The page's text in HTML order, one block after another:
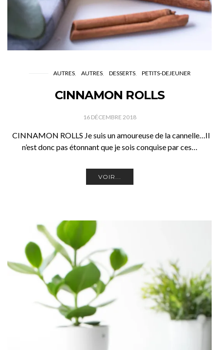
AUTRES AUTRES DESSERTS PETITS-DEJEUNER
CINNAMON ROLLS
16 DÉCEMBRE 2018
CINNAMON ROLLS Je suis un amoureuse de la cannelle…Il
n’est donc pas étonnant que je sois conquise par ces…
VOIR...